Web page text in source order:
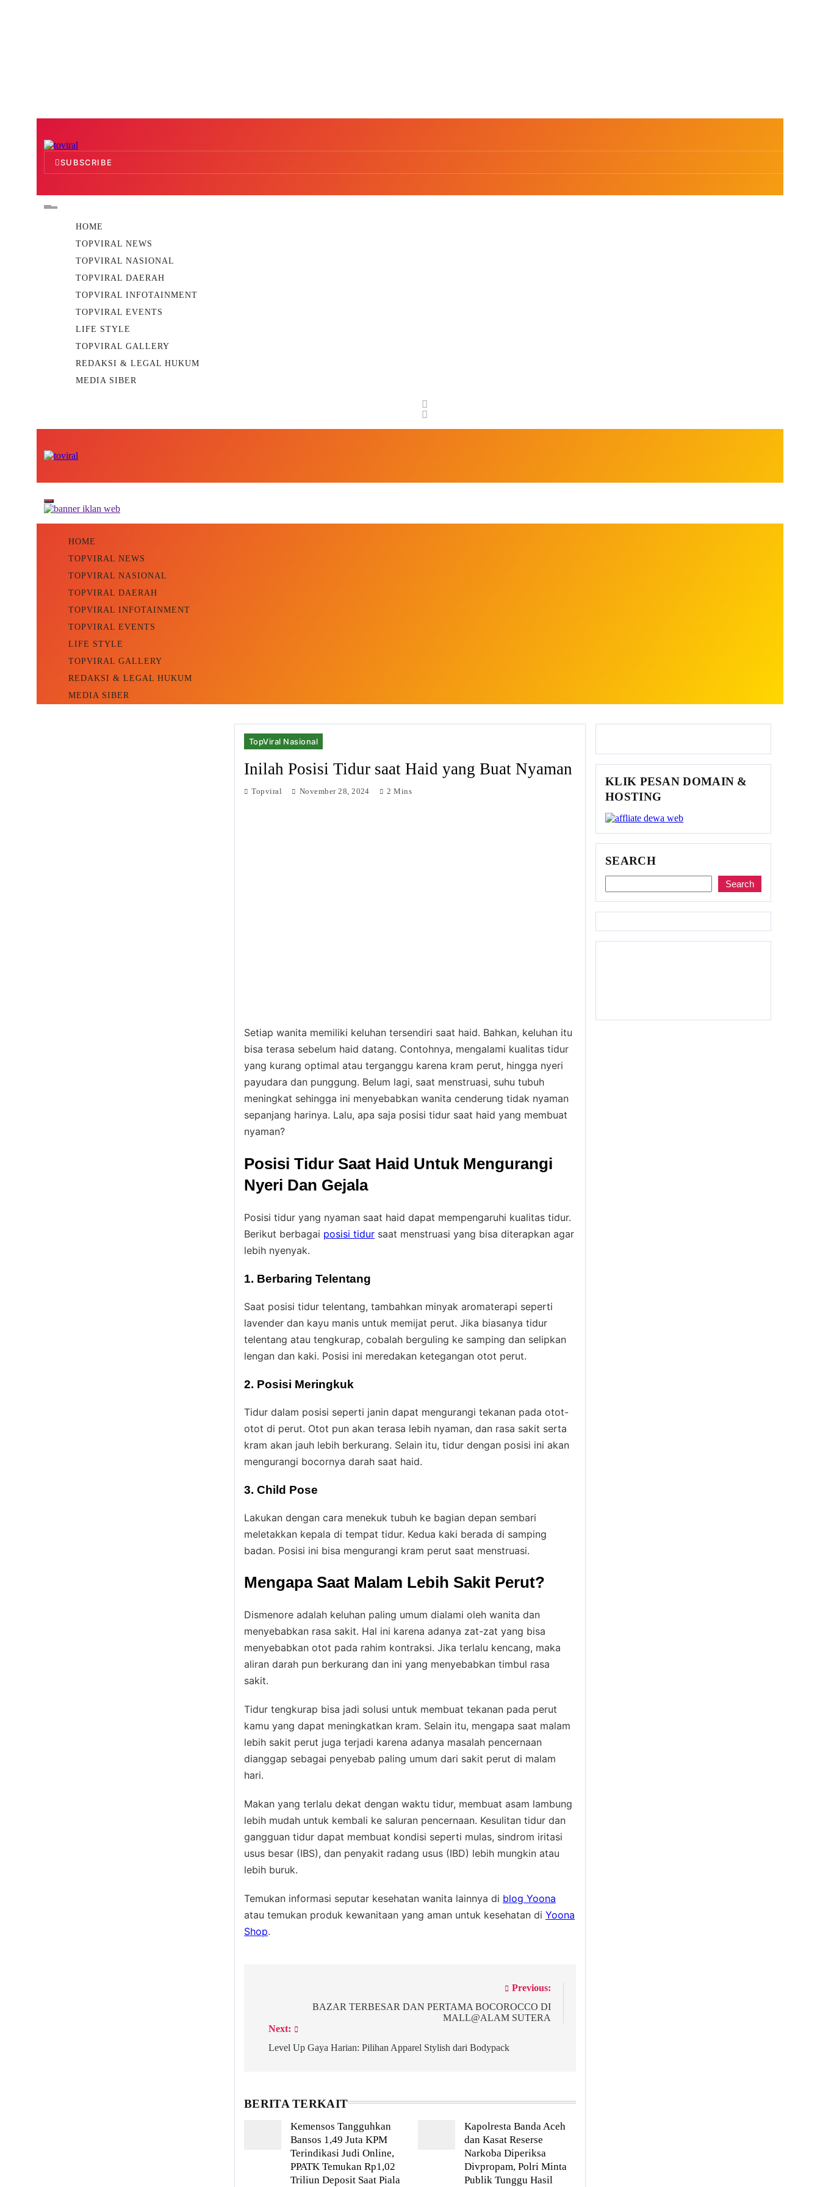
Top Viral
SUBSCRIBE
HOME
TOPVIRAL NEWS
TOPVIRAL NASIONAL
TOPVIRAL DAERAH
TOPVIRAL INFOTAINMENT
TOPVIRAL EVENTS
LIFE STYLE
TOPVIRAL GALLERY
REDAKSI & LEGAL HUKUM
MEDIA SIBER
HOME
TOPVIRAL NEWS
TOPVIRAL NASIONAL
TOPVIRAL DAERAH
TOPVIRAL INFOTAINMENT
TOPVIRAL EVENTS
LIFE STYLE
TOPVIRAL GALLERY
REDAKSI & LEGAL HUKUM
MEDIA SIBER
TopViral Nasional
Inilah Posisi Tidur saat Haid yang Buat Nyaman
Topviral November 28, 2024 2 Mins
Setiap wanita memiliki keluhan tersendiri saat haid. Bahkan, keluhan itu
bisa terasa sebelum haid datang. Contohnya, mengalami kualitas tidur
yang kurang optimal atau terganggu karena kram perut, hingga nyeri
payudara dan punggung. Belum lagi, saat menstruasi, suhu tubuh
meningkat sehingga ini menyebabkan wanita cenderung tidak nyaman
sepanjang harinya. Lalu, apa saja posisi tidur saat haid yang membuat
nyaman?
Posisi Tidur Saat Haid Untuk Mengurangi
Nyeri Dan Gejala
Posisi tidur yang nyaman saat haid dapat mempengaruhi kualitas tidur.
Berikut berbagai posisi tidur saat menstruasi yang bisa diterapkan agar
lebih nyenyak.
1. Berbaring Telentang
Saat posisi tidur telentang, tambahkan minyak aromaterapi seperti
lavender dan kayu manis untuk memijat perut. Jika biasanya tidur
telentang atau tengkurap, cobalah berguling ke samping dan selipkan
lengan dan kaki. Posisi ini meredakan ketegangan otot perut.
2. Posisi Meringkuk
Tidur dalam posisi seperti janin dapat mengurangi tekanan pada otot-
otot di perut. Otot pun akan terasa lebih nyaman, dan rasa sakit serta
kram akan jauh lebih berkurang. Selain itu, tidur dengan posisi ini akan
mengurangi bocornya darah saat haid.
3. Child Pose
Lakukan dengan cara menekuk tubuh ke bagian depan sembari
meletakkan kepala di tempat tidur. Kedua kaki berada di samping
badan. Posisi ini bisa mengurangi kram perut saat menstruasi.
Mengapa Saat Malam Lebih Sakit Perut?
Dismenore adalah keluhan paling umum dialami oleh wanita dan
menyebabkan rasa sakit. Hal ini karena adanya zat-zat yang bisa
menyebabkan otot pada rahim kontraksi. Jika terlalu kencang, maka
aliran darah pun berkurang dan ini yang menyebabkan timbul rasa
sakit.
Tidur tengkurap bisa jadi solusi untuk membuat tekanan pada perut
kamu yang dapat meningkatkan kram. Selain itu, mengapa saat malam
lebih sakit perut juga terjadi karena adanya masalah pencernaan
dianggap sebagai penyebab paling umum dari sakit perut di malam
hari.
Makan yang terlalu dekat dengan waktu tidur, membuat asam lambung
lebih mudah untuk kembali ke saluran pencernaan. Kesulitan tidur dan
gangguan tidur dapat membuat kondisi seperti mulas, sindrom iritasi
usus besar (IBS), dan penyakit radang usus (IBD) lebih mungkin atau
lebih buruk.
Temukan informasi seputar kesehatan wanita lainnya di blog Yoona
atau temukan produk kewanitaan yang aman untuk kesehatan di Yoona
Shop.
navigation
Previous:
BAZAR TERBESAR DAN PERTAMA BOCOROCCO DI
MALL@ALAM SUTERA
Next:
Level Up Gaya Harian: Pilihan Apparel Stylish dari Bodypack
BERITA TERKAIT
Kemensos Tangguhkan
Bansos 1,49 Juta KPM
Terindikasi Judi Online,
PPATK Temukan Rp1,02
Triliun Deposit Saat Piala
Kapolresta Banda Aceh
dan Kasat Reserse
Narkoba Diperiksa
Divpropam, Polri Minta
Publik Tunggu Hasil
KLIK PESAN DOMAIN &
HOSTING
SEARCH
Search